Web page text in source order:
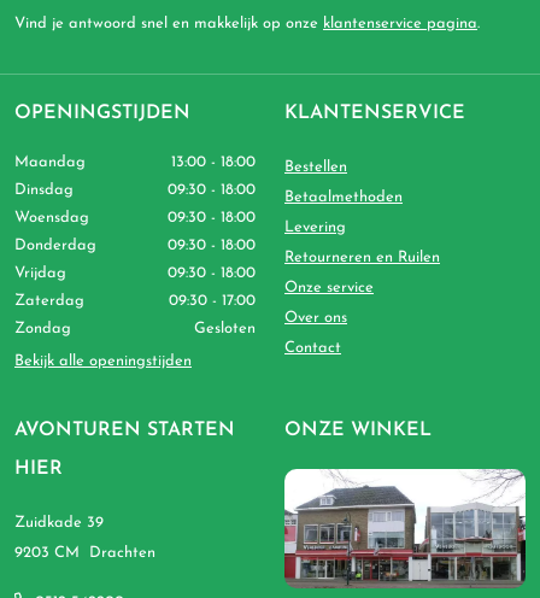
Vind je antwoord snel en makkelijk op onze klantenservice pagina.
AVONTUREN STARTEN
HIER
Zuidkade 39
9203 CM Drachten
OPENINGSTIJDEN
Maandag
13:00 - 18:00
Dinsdag
09:30 - 18:00
Woensdag
09:30 - 18:00
Donderdag
09:30 - 18:00
Vrijdag
09:30 - 18:00
Zaterdag
09:30 - 17:00
Zondag
Gesloten
Bekijk alle openingstijden
KLANTENSERVICE
Bestellen
Betaalmethoden
Levering
Retourneren en Ruilen
Onze service
Over ons
Contact
ONZE WINKEL